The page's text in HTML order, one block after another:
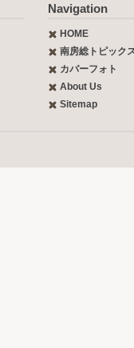
Navigation
HOME
南房総トピック
カバーフォト
About Us
Sitemap